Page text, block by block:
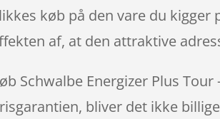
køb på den vare du kigger
af, at den attraktive
Schwalbe Energizer Plus
bliver det ikke